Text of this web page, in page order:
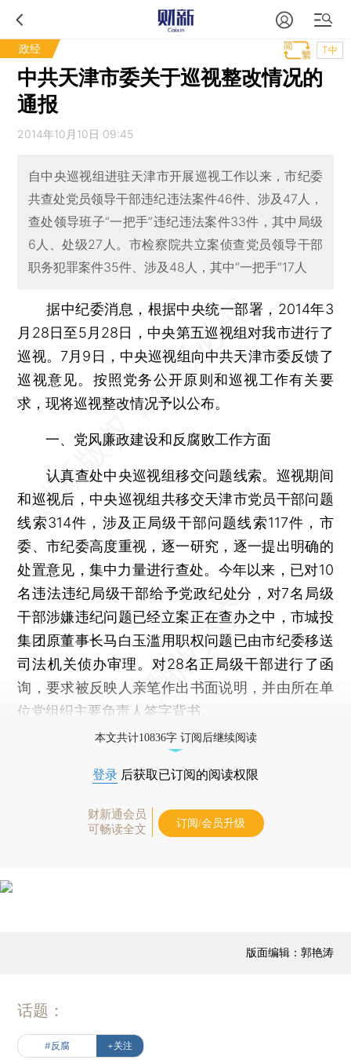
政经 T中
中共天津市委关于巡视整改情况的
通报
2014年10月10日 09:45
自中央巡视组进驻天津市开展巡视工作以来，市纪委
共查处党员领导干部违纪违法案件46件、涉及47人，
查处领导班子“一把手”违纪违法案件33件，其中局级
6人、处级27人。市检察院共立案侦查党员领导干部
职务犯罪案件35件、涉及48人，其中“一把手”17人
据中纪委消息，根据中央统一部署，2014年3
月28日至5月28日，中央第五巡视组对我市进行了
巡视。7月9日，中央巡视组向中共天津市委反馈了
巡视意见。按照党务公开原则和巡视工作有关要
求，现将巡视整改情况予以公布。
一、党风廉政建设和反腐败工作方面
认真查处中央巡视组移交问题线索。巡视期间
和巡视后，中央巡视组共移交天津市党员干部问题
线索314件，涉及正局级干部问题线索117件，市
委、市纪委高度重视，逐一研究，逐一提出明确的
处置意见，集中力量进行查处。今年以来，已对10
名违法违纪局级干部给予党政纪处分，对7名局级
干部涉嫌违纪问题已经立案正在查办之中，市城投
集团原董事长马白玉滥用职权问题已由市纪委移送
司法机关侦办审理。对28名正局级干部进行了函
询，要求被反映人亲笔作出书面说明，并由所在单
位党组织主要负责人签字背书。
本文共计10836字 订阅后继续阅读
登录 后获取已订阅的阅读权限
财新通会员
可畅读全文
订阅/会员升级
版面编辑：郭艳涛
话题：
#反腐 +关注